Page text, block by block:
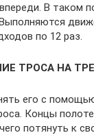
В таком
по 12 раз.
ТРОСА НА
его с
Концы
потянуть к